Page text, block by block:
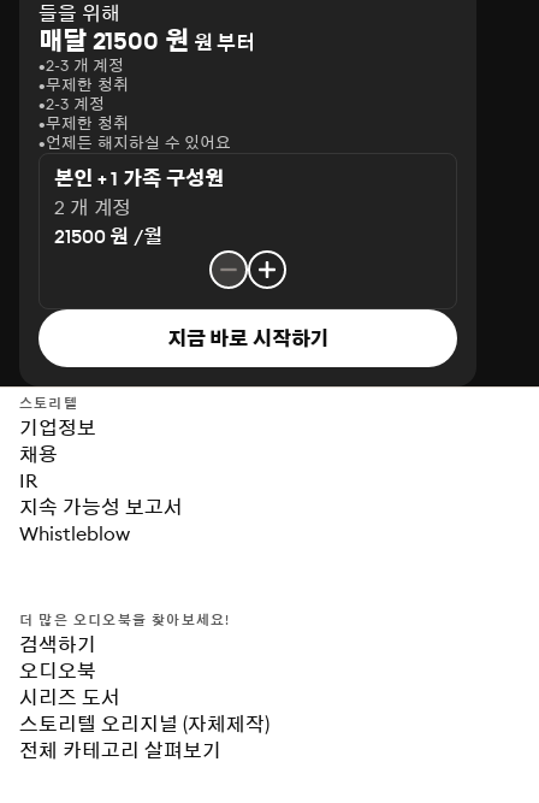
들을 위해
매달 21500 원 원 부터
2-3 개 계정
무제한 청취
2-3 계정
무제한 청취
언제든 해지하실 수 있어요
본인 + 1 가족 구성원
2 개 계정
21500 원 /월
지금 바로 시작하기
스토리텔
기업정보
채용
IR
지속 가능성 보고서
Whistleblow
더 많은 오디오북을 찾아보세요!
검색하기
오디오북
시리즈 도서
스토리텔 오리지널 (자체제작)
전체 카테고리 살펴보기